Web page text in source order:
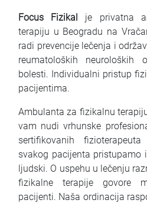
ENGLISH
DEUTSCH
Focus Fizikal je privatna
terapiju u Beogradu na
radi prevencije lečenja i
reumatoloških neuroloških
bolesti. Individualni pristup
pacijentima.
Ambulanta za fizikalnu
vam nudi vrhunske
sertifikovanih
svakog pacijenta pristupamo
ljudski. O uspehu u lečenju
fizikalne terapije govore
pacijenti. Naša ordinacija